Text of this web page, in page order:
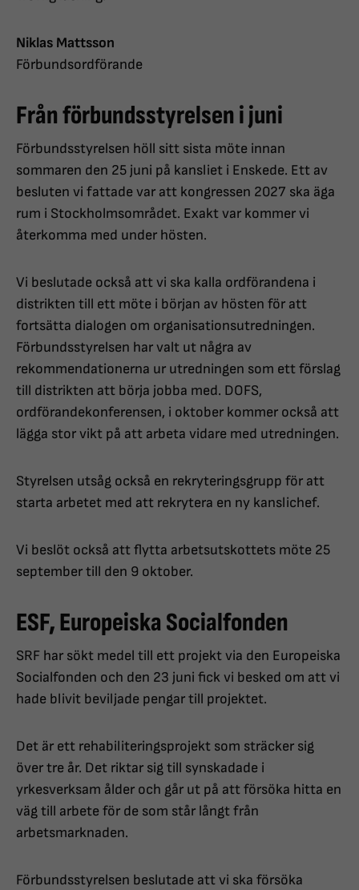
Niklas Mattsson
Förbundsordförande
Från förbundsstyrelsen i juni
Förbundsstyrelsen höll sitt sista möte innan
sommaren den 25 juni på kansliet i Enskede. Ett av
besluten vi fattade var att kongressen 2027 ska äga
rum i Stockholmsområdet. Exakt var kommer vi
återkomma med under hösten.
Vi beslutade också att vi ska kalla ordförandena i
distrikten till ett möte i början av hösten för att
fortsätta dialogen om organisationsutredningen.
Förbundsstyrelsen har valt ut några av
rekommendationerna ur utredningen som ett förslag
till distrikten att börja jobba med. DOFS,
ordförandekonferensen, i oktober kommer också att
lägga stor vikt på att arbeta vidare med utredningen.
Styrelsen utsåg också en rekryteringsgrupp för att
starta arbetet med att rekrytera en ny kanslichef.
Vi beslöt också att flytta arbetsutskottets möte 25
september till den 9 oktober.
ESF, Europeiska Socialfonden
SRF har sökt medel till ett projekt via den Europeiska
Socialfonden och den 23 juni fick vi besked om att vi
hade blivit beviljade pengar till projektet.
Det är ett rehabiliteringsprojekt som sträcker sig
över tre år. Det riktar sig till synskadade i
yrkesverksam ålder och går ut på att försöka hitta en
väg till arbete för de som står långt från
arbetsmarknaden.
Förbundsstyrelsen beslutade att vi ska försöka